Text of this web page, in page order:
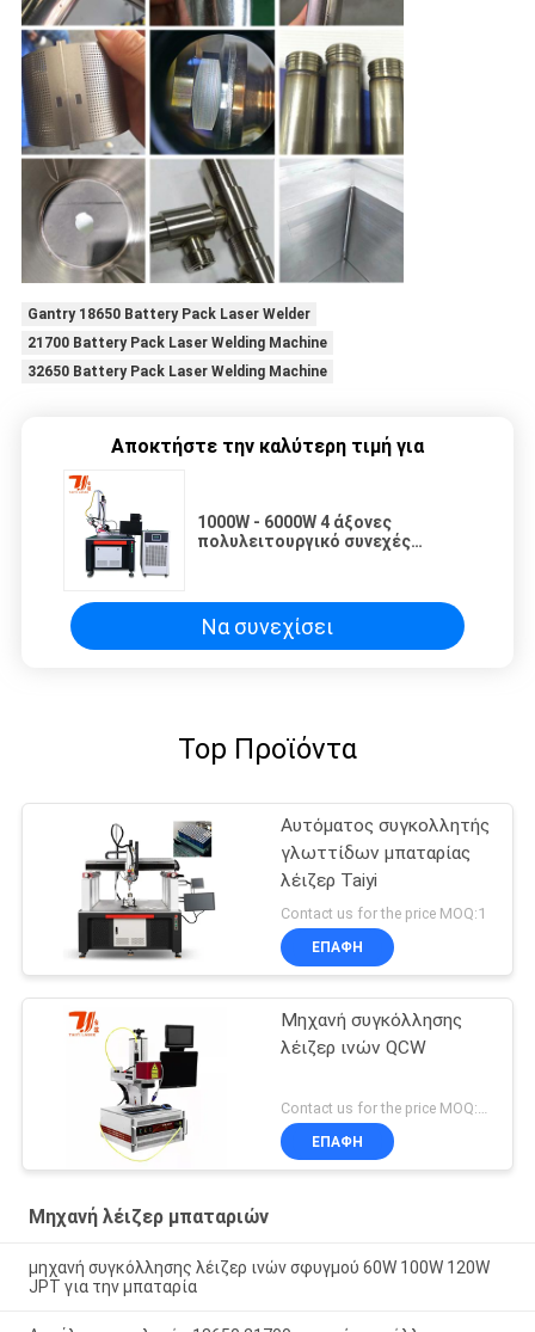
Gantry 18650 Battery Pack Laser Welder
21700 Battery Pack Laser Welding Machine
32650 Battery Pack Laser Welding Machine
Αποκτήστε την καλύτερη τιμή για
1000W - 6000W 4 άξονες
πολυλειτουργικό συνεχές
Να συνεχίσει
Top Προϊόντα
Αυτόματος συγκολλητής
γλωττίδων μπαταρίας
λέιζερ Taiyi
Contact us for the price MOQ:1
ΕΠΑΦΉ
Μηχανή συγκόλλησης
λέιζερ ινών QCW
ΕΠΑΦΉ
Μηχανή λέιζερ μπαταριών
μηχανή συγκόλλησης λέιζερ ινών σφυγμού 60W 100W 120W
JPT για την μπαταρία